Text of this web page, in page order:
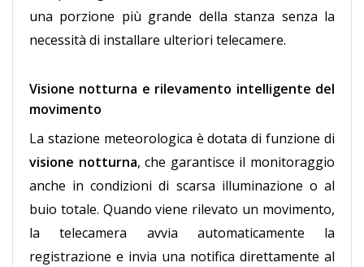
una porzione più grande della stanza senza la
necessità di installare ulteriori telecamere.
Visione notturna e rilevamento intelligente del
movimento
La stazione meteorologica è dotata di funzione di
visione notturna, che garantisce il monitoraggio
anche in condizioni di scarsa illuminazione o al
buio totale. Quando viene rilevato un movimento,
la telecamera avvia automaticamente la
registrazione e invia una notifica direttamente al